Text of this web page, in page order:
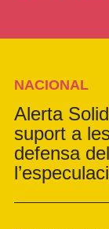
NACIONAL
Alerta
suport a
defensa